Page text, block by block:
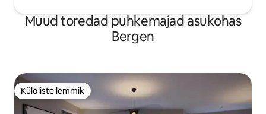
Muud toredad puhkemajad asukohas
Bergen
Külaliste lemmik
Külaliste lemmik